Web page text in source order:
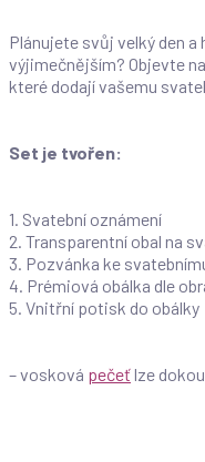
Plánujete svůj velký den a
výjimečnějším? Objevte
které dodají vašemu
Set je tvořen:
1. Svatební oznámení
2. Transparentní obal na
3. Pozvánka ke
4. Prémiová obálka dle
5. Vnitřní potisk do obálky
– vosková pečeť lze